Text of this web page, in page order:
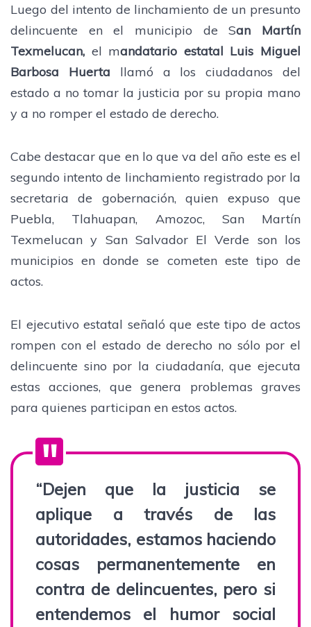
Luego del intento de linchamiento de un presunto
delincuente en el municipio de San Martín
Texmelucan, el mandatario estatal Luis Miguel
Barbosa Huerta llamó a los ciudadanos del
estado a no tomar la justicia por su propia mano
y a no romper el estado de derecho.
Cabe destacar que en lo que va del año este es el
segundo intento de linchamiento registrado por la
secretaria de gobernación, quien expuso que
Puebla, Tlahuapan, Amozoc, San Martín
Texmelucan y San Salvador El Verde son los
municipios en donde se cometen este tipo de
actos.
El ejecutivo estatal señaló que este tipo de actos
rompen con el estado de derecho no sólo por el
delincuente sino por la ciudadanía, que ejecuta
estas acciones, que genera problemas graves
para quienes participan en estos actos.
“Dejen que la justicia se
aplique a través de las
autoridades, estamos haciendo
cosas permanentemente en
contra de delincuentes, pero si
entendemos el humor social